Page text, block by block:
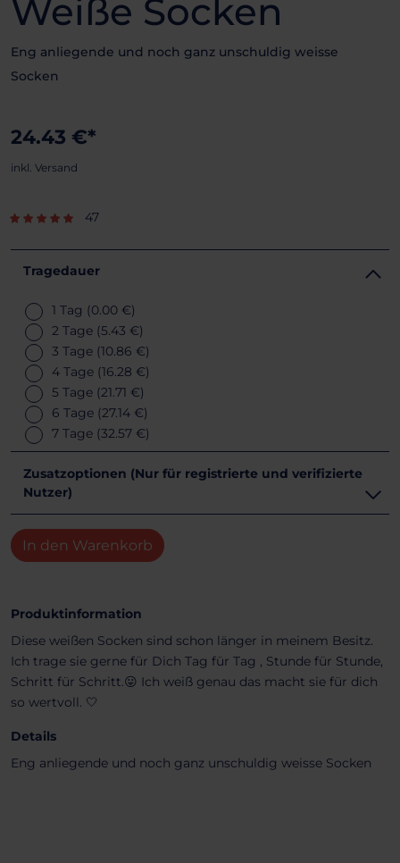
Weiße Socken
Eng anliegende und noch ganz unschuldig weisse
Socken
24.43 €*
inkl. Versand
47
Tragedauer
1 Tag (0.00 €)
2 Tage (5.43 €)
3 Tage (10.86 €)
4 Tage (16.28 €)
5 Tage (21.71 €)
6 Tage (27.14 €)
7 Tage (32.57 €)
Zusatzoptionen (Nur für registrierte und verifizierte
Nutzer)
In den Warenkorb
Produktinformation
Diese weißen Socken sind schon länger in meinem Besitz.
Ich trage sie gerne für Dich Tag für Tag , Stunde für Stunde,
Schritt für Schritt.😛 Ich weiß genau das macht sie für dich
so wertvoll. 🤍
Details
Eng anliegende und noch ganz unschuldig weisse Socken